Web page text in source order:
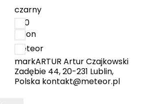
czarny
650
Bidon
Meteor
markARTUR Artur Czajkowski
Zadębie 44, 20-231 Lublin,
Polska kontakt@meteor.pl